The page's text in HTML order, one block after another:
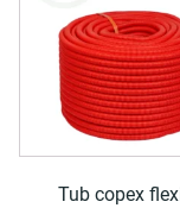
Tub copex